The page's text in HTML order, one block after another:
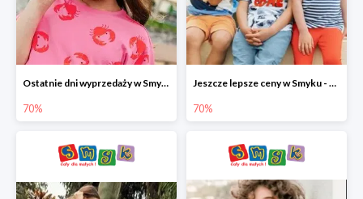
Ostatnie dni wyprzedaży w Smyku - ubrania i buty do -70%
70%
Jeszcze lepsze ceny w Smyku - ubrania i buty do -70%
70%